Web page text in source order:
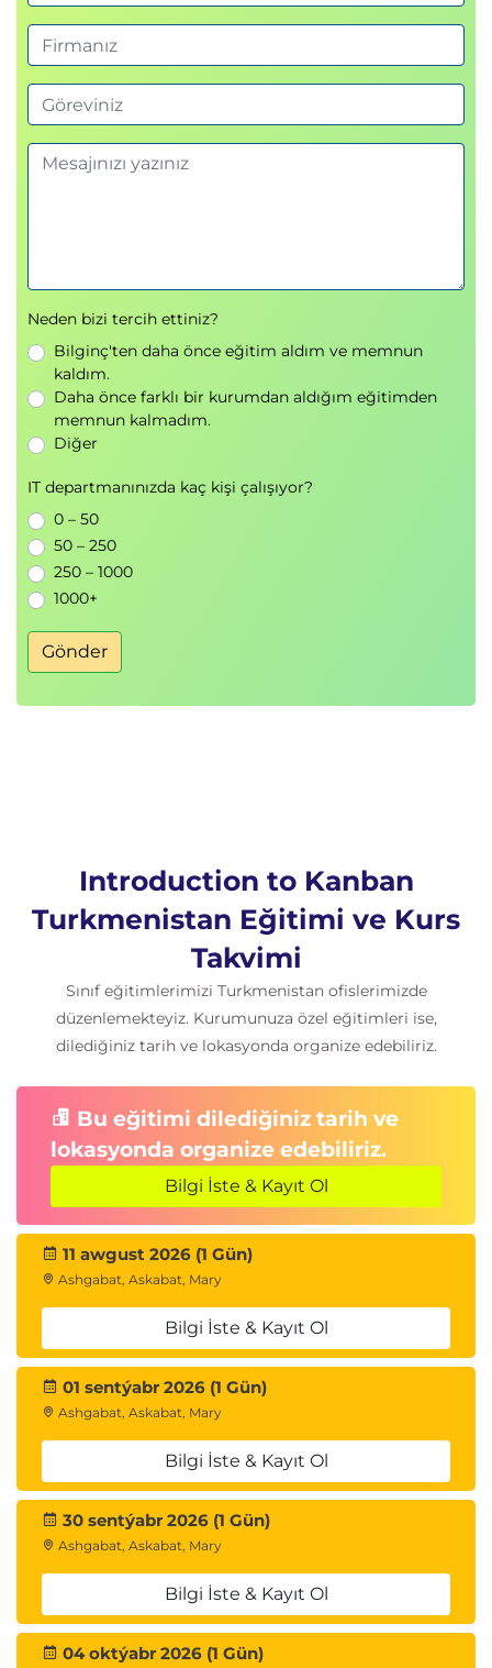
Neden bizi tercih ettiniz?
Bilginç'ten daha önce eğitim aldım ve memnun
kaldım.
Daha önce farklı bir kurumdan aldığım eğitimden
memnun kalmadım.
Diğer
IT departmanınızda kaç kişi çalışıyor?
0 – 50
50 – 250
250 – 1000
1000+
Gönder
Introduction to Kanban
Turkmenistan Eğitimi ve Kurs
Takvimi
Sınıf eğitimlerimizi Turkmenistan ofislerimizde
düzenlemekteyiz. Kurumunuza özel eğitimleri ise,
dilediğiniz tarih ve lokasyonda organize edebiliriz.
Bu eğitimi dilediğiniz tarih ve
lokasyonda organize edebiliriz.
Bilgi İste & Kayıt Ol
11 awgust 2026 (1 Gün)
Ashgabat, Askabat, Mary
Bilgi İste & Kayıt Ol
01 sentýabr 2026 (1 Gün)
Ashgabat, Askabat, Mary
Bilgi İste & Kayıt Ol
30 sentýabr 2026 (1 Gün)
Ashgabat, Askabat, Mary
Bilgi İste & Kayıt Ol
04 oktýabr 2026 (1 Gün)